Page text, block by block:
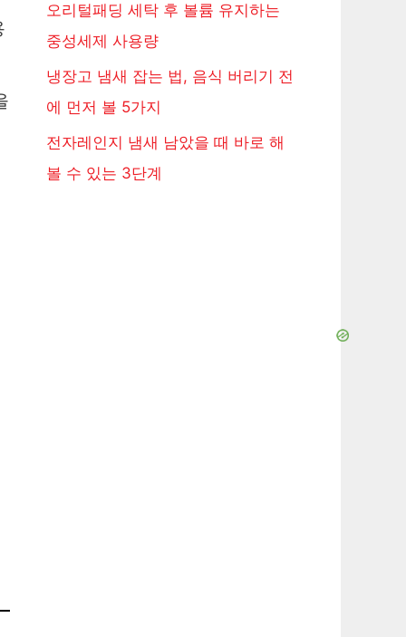
오리털패딩 세탁 후 볼륨 유지하는
중성세제 사용량
냉장고 냄새 잡는 법, 음식 버리기 전
에 먼저 볼 5가지
전자레인지 냄새 남았을 때 바로 해
볼 수 있는 3단계